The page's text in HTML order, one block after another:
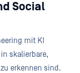
Social
mit KI
skalierbare,
erkennen sind.